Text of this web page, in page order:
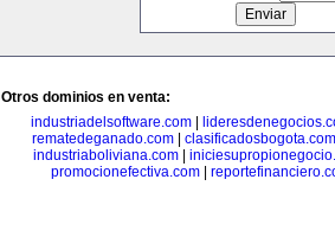
Otros dominios en venta:
industriadelsoftware.com
rematedeganado.com| clasificadosbogota.com
industriaboliviana.com|
promocionefectiva.com